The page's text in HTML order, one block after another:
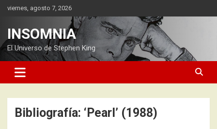
Saltarviernes, agosto 7, 2026
INSOMNIA
El Universo de Stephen King
Bibliografía: ‘Pearl’ (1988)